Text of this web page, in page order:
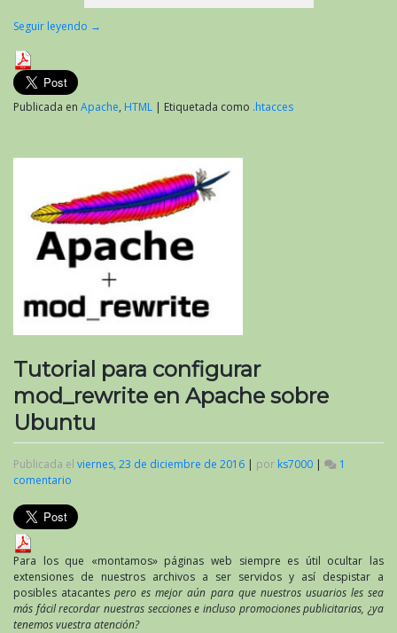
Seguir leyendo →
Publicada en Apache, HTML | Etiquetada como .htacces
Tutorial para configurar
mod_rewrite en Apache sobre
Ubuntu
Publicada el viernes, 23 de diciembre de 2016 | por ks7000 |
1
comentario
para
configurar
en
Apache
sobre
Ubuntu
Para los que «montamos» páginas web siempre es útil ocultar las
extensiones de nuestros archivos a ser servidos y así despistar a
posibles atacantespero es mejor aún para que nuestros usuarios les sea
más fácil recordar nuestras secciones e incluso promociones publicitarias, ¿ya
tenemos vuestra atención?